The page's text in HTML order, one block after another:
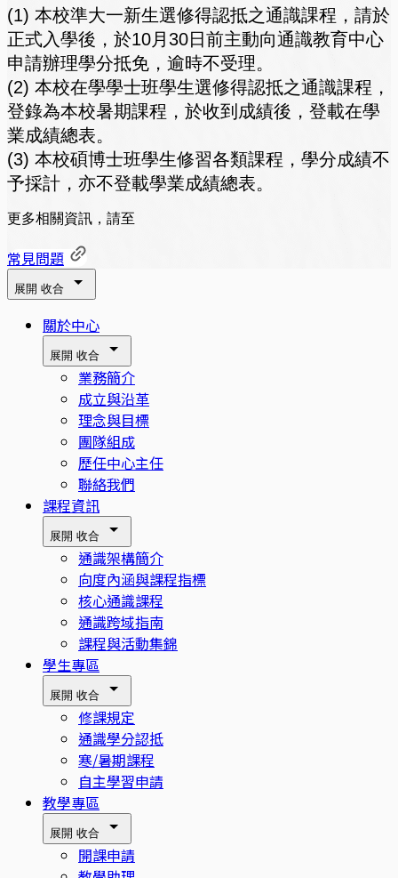
(1) 本校準大一新生選修得認抵之通識課程，請於
正式入學後，於10月30日前主動向通識教育中心
申請辦理學分抵免，逾時不受理。
(2) 本校在學學士班學生選修得認抵之通識課程，
登錄為本校暑期課程，於收到成績後，登載在學
業成績總表。
(3) 本校碩博士班學生修習各類課程，學分成績不
予採計，亦不登載學業成績總表。
更多相關資訊，請至
常見問題
展開 收合
關於中心
展開 收合
業務簡介
成立與沿革
理念與目標
團隊組成
歷任中心主任
聯絡我們
課程資訊
展開 收合
通識架構簡介
向度內涵與課程指標
核心通識課程
通識跨域指南
課程與活動集錦
學生專區
展開 收合
修課規定
通識學分認抵
寒/暑期課程
自主學習申請
教學專區
展開 收合
開課申請